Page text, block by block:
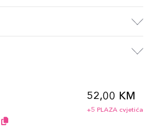
52,00 KM
+5 PLAZA cvjetića